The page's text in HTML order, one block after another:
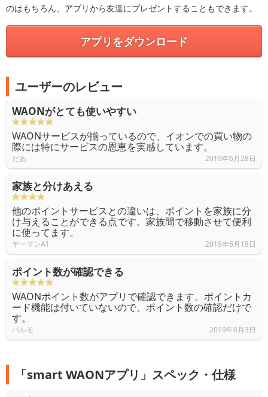
のはもちろん、アプリから友達にプレゼントすることもできます。
アプリをダウンロード
ユーザーのレビュー
WAONがとても使いやすい
WAONサービスが揃っているので、イオンでの買い物の
際には特にサービスの恩恵を実感しています。
だあ 2019年6月28日
家族と分けあえる
他のポイントサービスとの違いは、ポイントを家族に分
け与えることができる点です。家族間で移動させて便利
に使ってます。
ヤーマンA1 2019年6月18日
ポイント数が確認できる
WAONポイント数がアプリで確認できます。ポイントカ
ード機能は付いていないので、ポイント数の確認だけで
す。
パルモ 2019年6月3日
「smart WAONアプリ」スペック・仕様